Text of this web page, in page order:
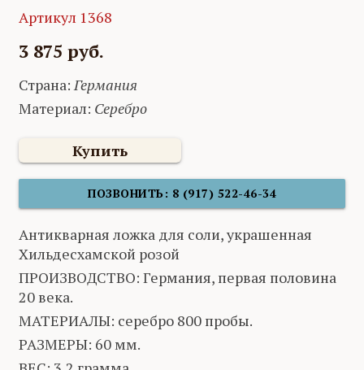
Артикул 1368
3 875 руб.
Страна:Германия
Материал: Серебро
Купить
ПОЗВОНИТЬ: 8 (917) 522-46-34
Антикварная ложка для соли, украшенная
Хильдесхамской розой
ПРОИЗВОДСТВО: Германия, первая половина
20 века.
МАТЕРИАЛЫ: серебро 800 пробы.
РАЗМЕРЫ: 60 мм.